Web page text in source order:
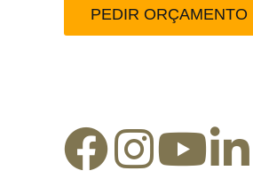
PEDIR ORÇAMENTO